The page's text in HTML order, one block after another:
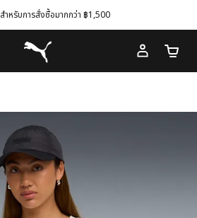
สำหรับการสั่งซื้อมากกว่า ฿1,500
Puma โฮม
จำนว